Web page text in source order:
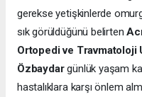
gerekse yetişkinlerde
sık görüldüğünü belirten
Ortopedi ve Travmatoloji
Özbaydargünlük yaşam
hastalıklara karşı önlem